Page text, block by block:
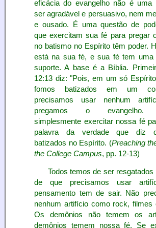
eficácia do evangelho não é uma
ser agradável e persuasivo, nem
e ousado. É uma questão de
que exercitam sua fé para pregar
no batismo no Espírito têm poder.
está na sua fé, e sua fé tem uma
suporte. A base é a Bíblia.
12:13 diz: "Pois, em um só
fomos batizados em um
precisamos usar nenhum
pregamos o evangelho.
simplesmente exercitar nossa fé
palavra da verdade que diz
batizados no Espírito. (Preaching
the College Campus, pp. 12-13)
Todos temos de ser resgatados
de que precisamos usar
pensamento tem de sair. Não
nenhum artifício como rock, filmes
Os demônios não temem os
demônios temem nossa fé. Se